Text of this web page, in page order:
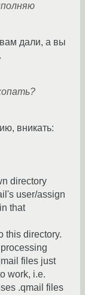
дали, а вы
вникать:
directory
user/assign
that
this directory.
files just
work, i.e.
.qmail files